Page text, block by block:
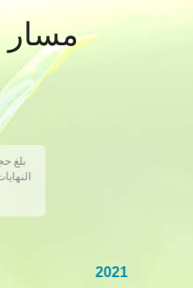
مسار
بلغ
2021